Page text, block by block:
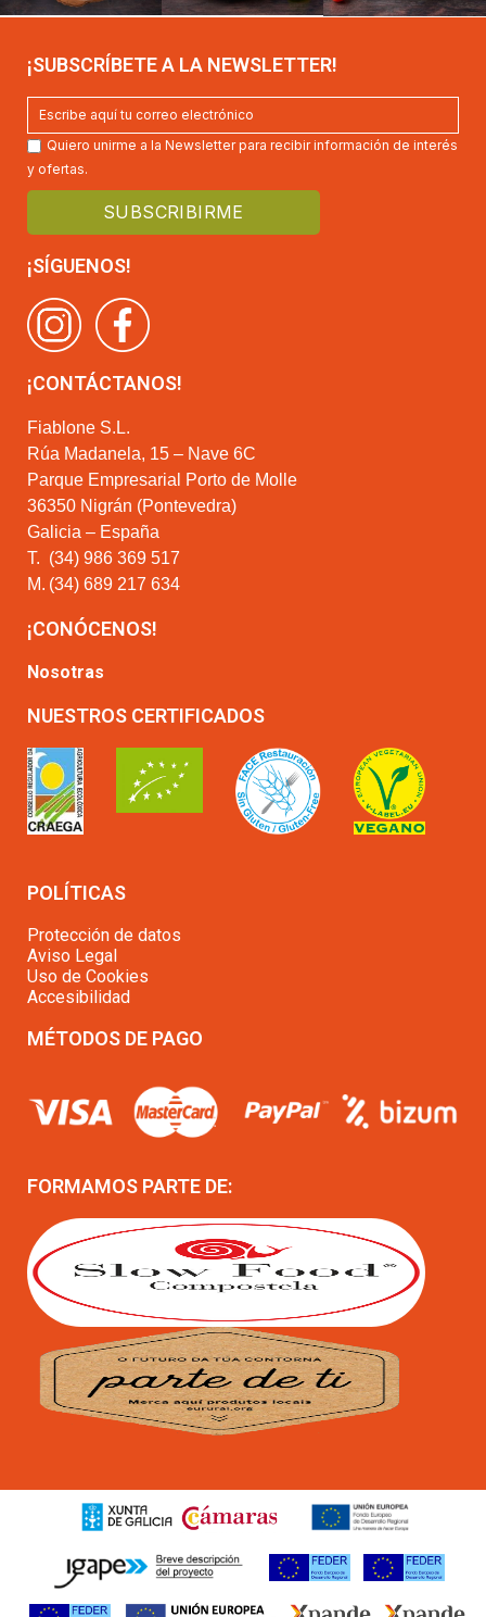
¡SUBSCRÍBETE A LA NEWSLETTER!
Quiero unirme a la Newsletter para recibir información de interés
y ofertas.
¡SÍGUENOS!
¡CONTÁCTANOS!
Fiablone S.L.
Rúa Madanela, 15 – Nave 6C
Parque Empresarial Porto de Molle
36350 Nigrán (Pontevedra)
Galicia – España
T. (34) 986 369 517
M. (34) 689 217 634
¡CONÓCENOS!
Nosotras
NUESTROS CERTIFICADOS
POLÍTICAS
Protección de datos
Aviso Legal
Uso de Cookies
Accesibilidad
MÉTODOS DE PAGO
FORMAMOS PARTE DE: